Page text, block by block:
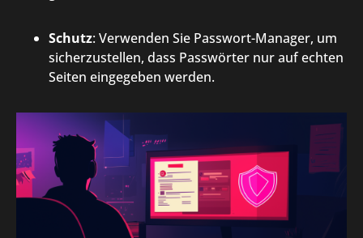
Schutz: Verwenden Sie Passwort-Manager, um
sicherzustellen, dass Passwörter nur auf echten
Seiten eingegeben werden.